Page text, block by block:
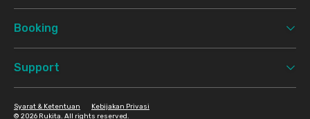
Booking
Support
© 2026 Rukita. All rights reserved.
Syarat & Ketentuan Kebijakan Privasi